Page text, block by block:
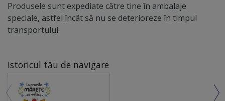
Produsele sunt expediate către tine în ambalaje
speciale, astfel încât să nu se deterioreze în timpul
transportului.
Istoricul tău de navigare